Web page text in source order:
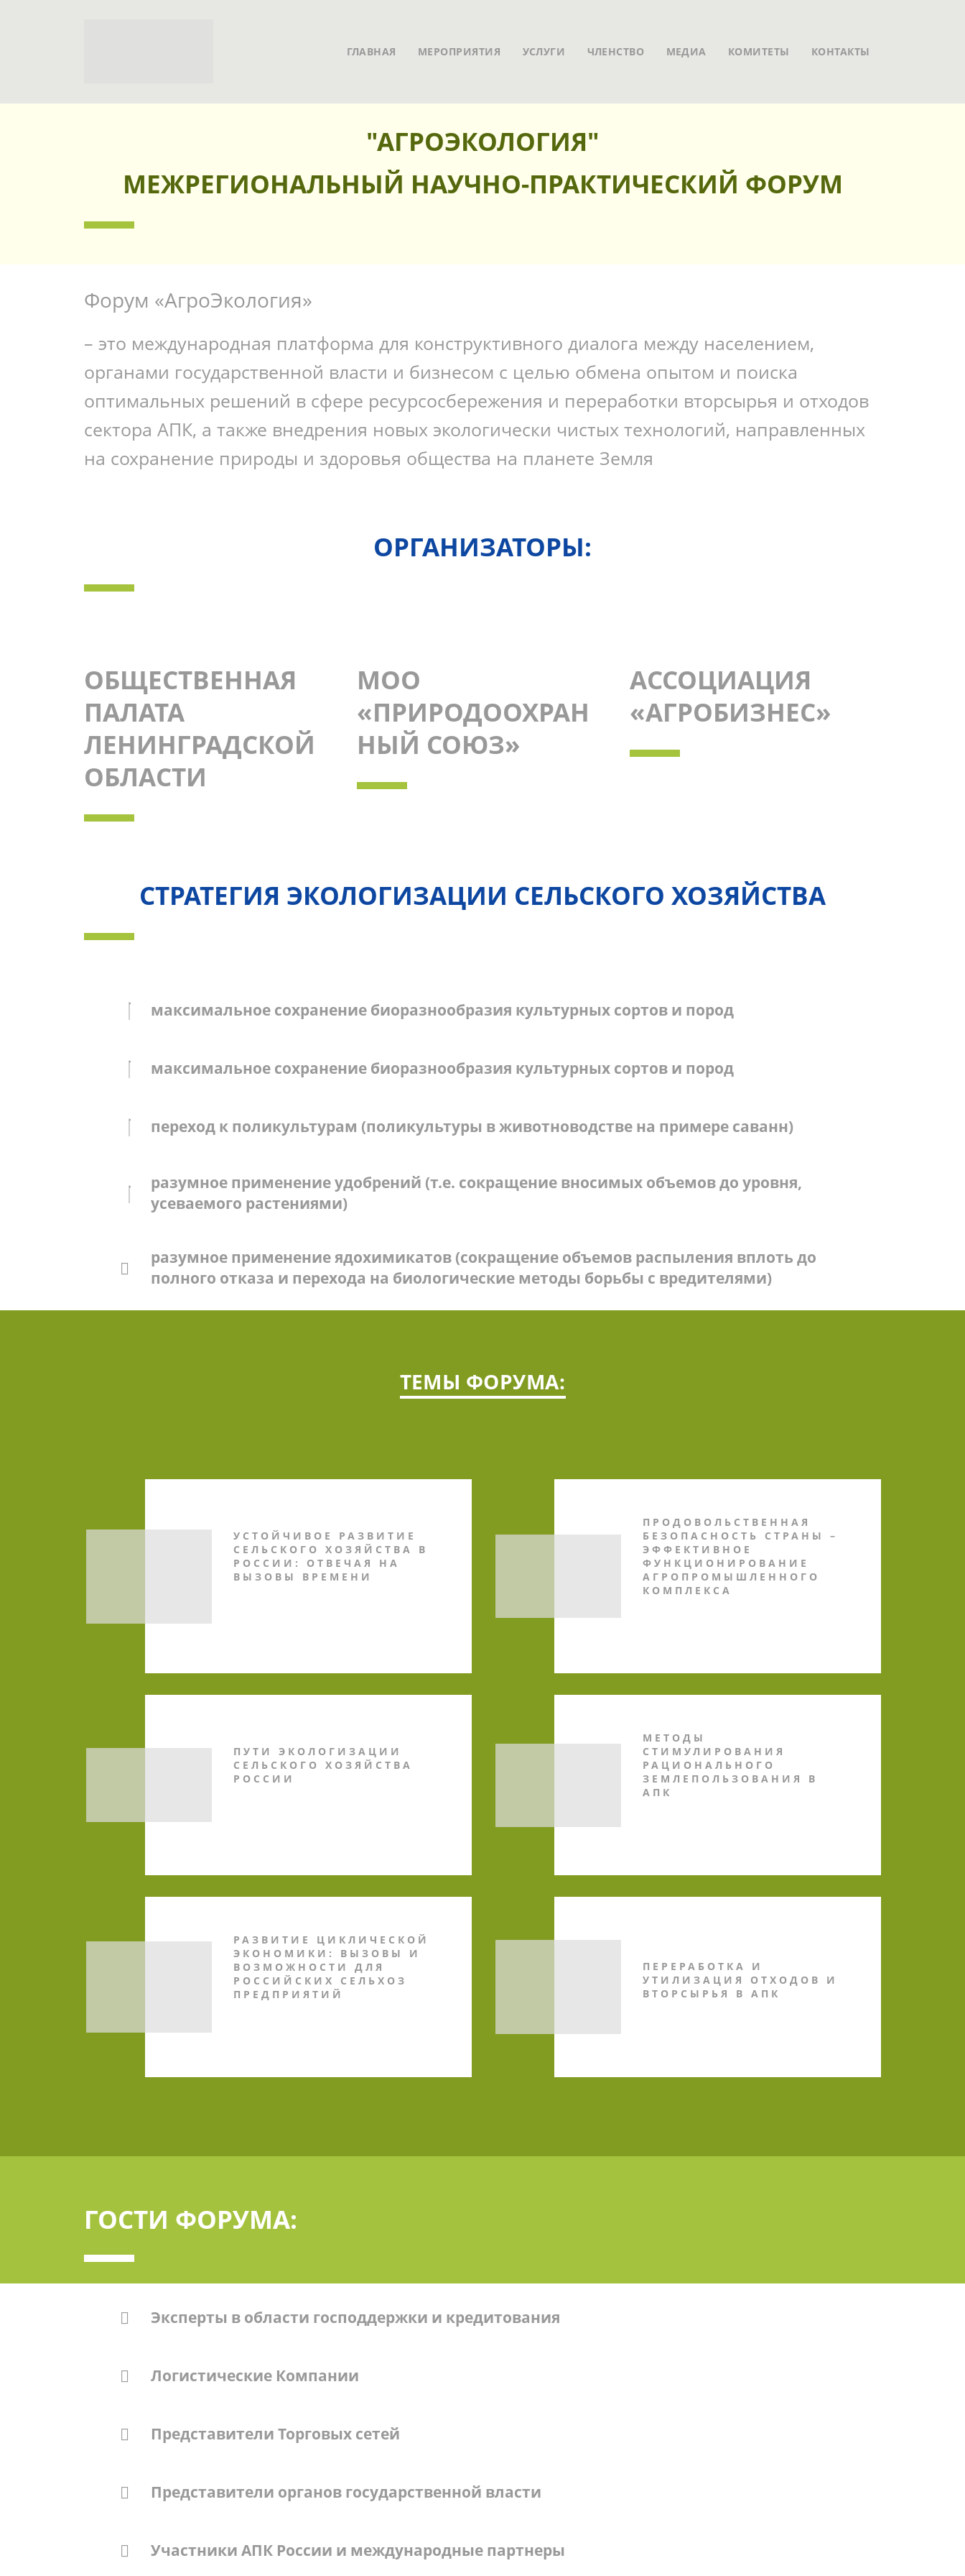
ГЛАВНАЯ МЕРОПРИЯТИЯ УСЛУГИ ЧЛЕНСТВО МЕДИА КОМИТЕТЫ КОНТАКТЫ
"АГРОЭКОЛОГИЯ"
МЕЖРЕГИОНАЛЬНЫЙ НАУЧНО-ПРАКТИЧЕСКИЙ ФОРУМ
Форум «АгроЭкология»
– это международная платформа для конструктивного диалога между населением,
органами государственной власти и бизнесом с целью обмена опытом и поиска
оптимальных решений в сфере ресурсосбережения и переработки вторсырья и отходов
сектора АПК, а также внедрения новых экологически чистых технологий, направленных
на сохранение природы и здоровья общества на планете Земля
ОРГАНИЗАТОРЫ:
ОБЩЕСТВЕННАЯ
ПАЛАТА
ЛЕНИНГРАДСКОЙ
ОБЛАСТИ
МОО
«ПРИРОДООХРАН
НЫЙ СОЮЗ»
АССОЦИАЦИЯ
«АГРОБИЗНЕС»
СТРАТЕГИЯ ЭКОЛОГИЗАЦИИ СЕЛЬСКОГО ХОЗЯЙСТВА
максимальное сохранение биоразнообразия культурных сортов и пород
максимальное сохранение биоразнообразия культурных сортов и пород
переход к поликультурам (поликультуры в животноводстве на примере саванн)
разумное применение удобрений (т.е. сокращение вносимых объемов до уровня,
усеваемого растениями)
разумное применение ядохимикатов (сокращение объемов распыления вплоть до
полного отказа и перехода на биологические методы борьбы с вредителями)
ТЕМЫ ФОРУМА:
УСТОЙЧИВОЕ РАЗВИТИЕ
СЕЛЬСКОГО ХОЗЯЙСТВА В
РОССИИ: ОТВЕЧАЯ НА
ВЫЗОВЫ ВРЕМЕНИ
ПРОДОВОЛЬСТВЕННАЯ
БЕЗОПАСНОСТЬ СТРАНЫ –
ЭФФЕКТИВНОЕ
ФУНКЦИОНИРОВАНИЕ
АГРОПРОМЫШЛЕННОГО
КОМПЛЕКСА
ПУТИ ЭКОЛОГИЗАЦИИ
СЕЛЬСКОГО ХОЗЯЙСТВА
РОССИИ
МЕТОДЫ
СТИМУЛИРОВАНИЯ
РАЦИОНАЛЬНОГО
ЗЕМЛЕПОЛЬЗОВАНИЯ В
АПК
РАЗВИТИЕ ЦИКЛИЧЕСКОЙ
ЭКОНОМИКИ: ВЫЗОВЫ И
ВОЗМОЖНОСТИ ДЛЯ
РОССИЙСКИХ СЕЛЬХОЗ
ПРЕДПРИЯТИЙ
ПЕРЕРАБОТКА И
УТИЛИЗАЦИЯ ОТХОДОВ И
ВТОРСЫРЬЯ В АПК
ГОСТИ ФОРУМА:
Эксперты в области господдержки и кредитования
Логистические Компании
Представители Торговых сетей
Представители органов государственной власти
Участники АПК России и международные партнеры